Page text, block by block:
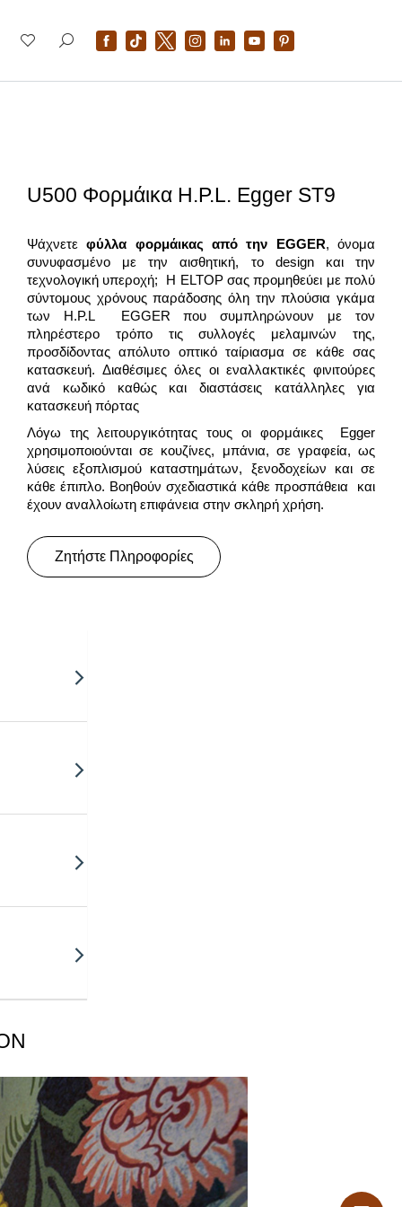
U500 Φορμάικα H.P.L. Egger ST9
Ψάχνετεφύλλα φορμάικας από την EGGER, όνομα
συνυφασμένο με την αισθητική, το design και την
τεχνολογική υπεροχή; Η ELTOP σας προμηθεύει με πολύ
σύντομους χρόνους παράδοσης όλη την πλούσια γκάμα
των H.P.L EGGER που συμπληρώνουν με τον
πληρέστερο τρόπο τις συλλογές μελαμινών της,
προσδίδοντας απόλυτο οπτικό ταίριασμα σε κάθε σας
κατασκευή. Διαθέσιμες όλες οι εναλλακτικές φινιτούρες
ανά κωδικό καθώς και διαστάσεις κατάλληλες για
κατασκευή πόρτας
Λόγω της λειτουργικότητας τους οι φορμάικες Egger
χρησιμοποιούνται σε κουζίνες, μπάνια, σε γραφεία, ως
λύσεις εξοπλισμού καταστημάτων, ξενοδοχείων και σε
κάθε έπιπλο. Βοηθούν σχεδιαστικά κάθε προσπάθεια και
έχουν αναλλοίωτη επιφάνεια στην σκληρή χρήση.
Ζητήστε Πληροφορίες